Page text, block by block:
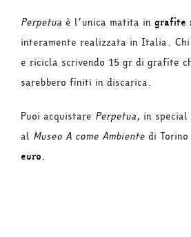
Perpetua è l’unica matita in grafite
interamente realizzata in Italia.
e ricicla scrivendo 15 gr di grafite
sarebbero finiti in discarica.
Puoi acquistare Perpetua, in
al Museo A come Ambiente di
euro.